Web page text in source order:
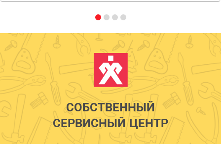
СОБСТВЕННЫЙ
СЕРВИСНЫЙ ЦЕНТР